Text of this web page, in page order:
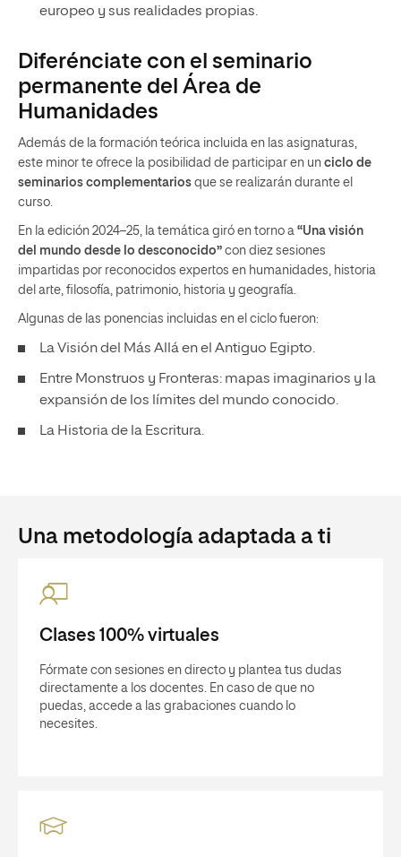
europeo y sus realidades propias.
Diferénciate con el seminario
permanente del Área de
Humanidades
Además de la formación teórica incluida en las asignaturas,
este minor te ofrece la posibilidad de participar en un ciclo de
seminarios complementarios que se realizarán durante el
curso.
En la edición 2024–25, la temática giró en torno a “Una visión
del mundo desde lo desconocido” con diez sesiones
impartidas por reconocidos expertos en humanidades, historia
del arte, filosofía, patrimonio, historia y geografía.
Algunas de las ponencias incluidas en el ciclo fueron:
La Visión del Más Allá en el Antiguo Egipto.
Entre Monstruos y Fronteras: mapas imaginarios y la
expansión de los límites del mundo conocido.
La Historia de la Escritura.
Una metodología adaptada a ti
Clases 100% virtuales
Fórmate con sesiones en directo y plantea tus dudas
directamente a los docentes. En caso de que no
puedas, accede a las grabaciones cuando lo
necesites.